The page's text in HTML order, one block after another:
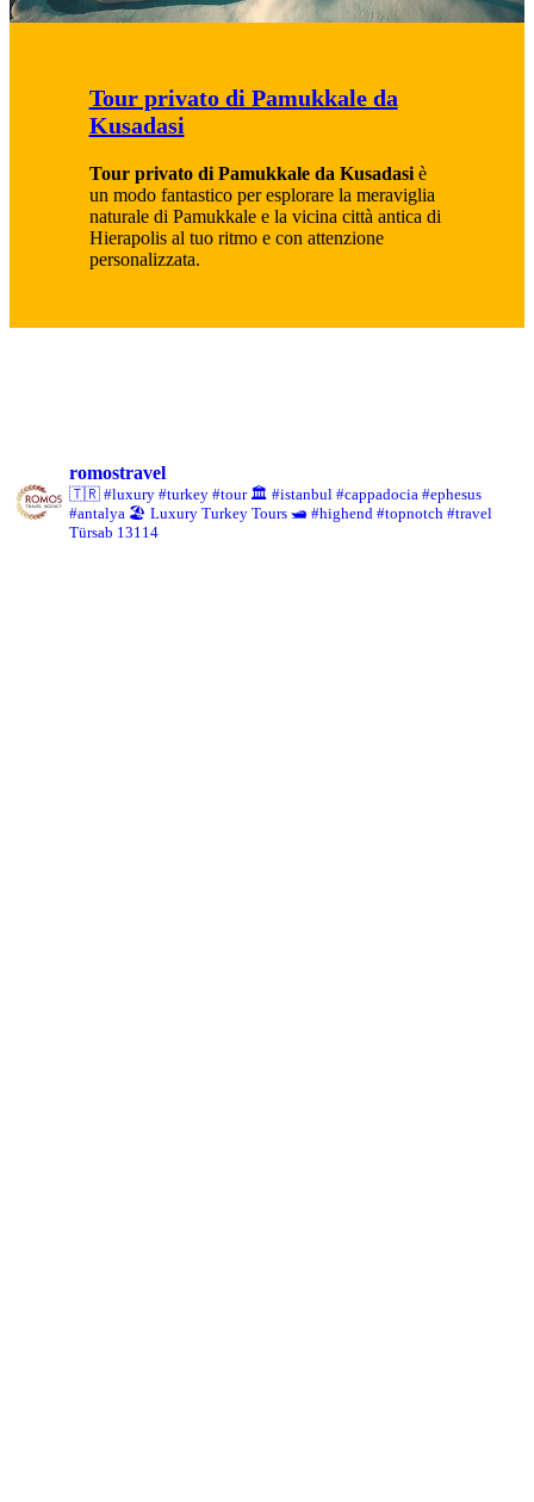
Tour privato di Pamukkale da
Kusadasi
Tour privato di Pamukkale da Kusadasiè
un modo fantastico per esplorare la meraviglia
naturale di Pamukkale e la vicina città antica di
Hierapolis al tuo ritmo e con attenzione
personalizzata.
romostravel
🇹🇷 #luxury #turkey #tour 🏛️ #istanbul #cappadocia #ephesus
#antalya 🏖️ Luxury Turkey Tours 🛥️ #highend #topnotch #travel
Türsab 13114